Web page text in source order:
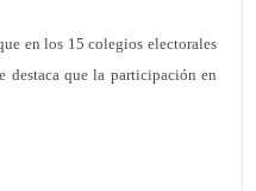
en los 15 colegios electorales
destaca que la participación en